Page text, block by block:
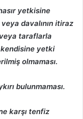
yetkisine
veya davalının itiraz
taraflarla
kendisine yetki
olmaması.
bulunmaması.
karşı tenfiz